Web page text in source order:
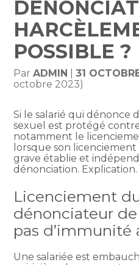
POSSIBLE ?
ParADMIN |31
octobre 2023)
Si le salarié qui dénonce
sexuel est protégé
notamment le
lorsque son
grave établie et
dénonciation. Explication.
Licenciement
dénonciateur
pas
Une salariée est